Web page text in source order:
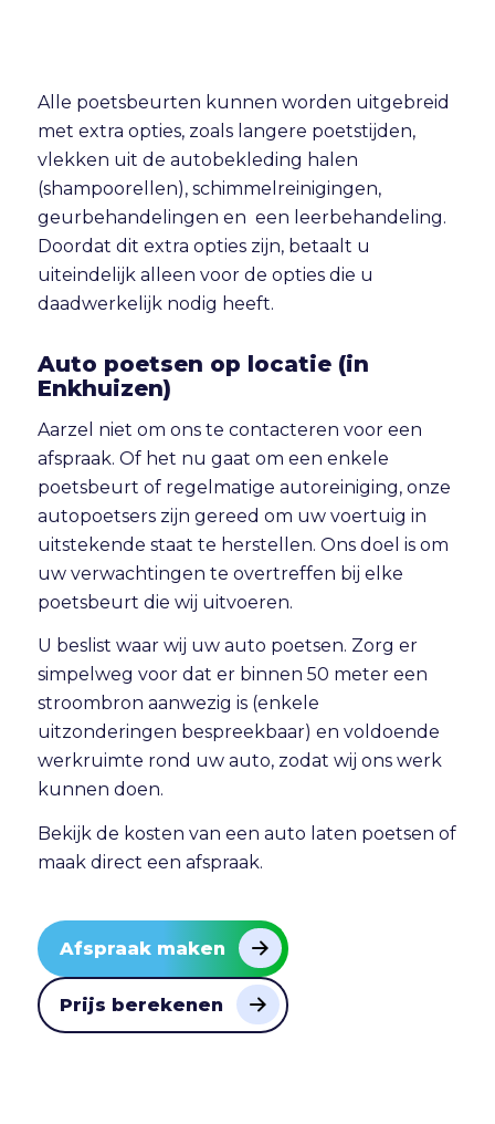
Alle poetsbeurten kunnen worden uitgebreid
met extra opties, zoals langere poetstijden,
vlekken uit de autobekleding halen
(shampoorellen), schimmelreinigingen,
geurbehandelingen en een leerbehandeling.
Doordat dit extra opties zijn, betaalt u
uiteindelijk alleen voor de opties die u
daadwerkelijk nodig heeft.
Auto poetsen op locatie (in
Enkhuizen)
Aarzel niet om ons te contacteren voor een
afspraak. Of het nu gaat om een enkele
poetsbeurt of regelmatige autoreiniging, onze
autopoetsers zijn gereed om uw voertuig in
uitstekende staat te herstellen. Ons doel is om
uw verwachtingen te overtreffen bij elke
poetsbeurt die wij uitvoeren.
U beslist waar wij uw auto poetsen. Zorg er
simpelweg voor dat er binnen 50 meter een
stroombron aanwezig is (enkele
uitzonderingen bespreekbaar) en voldoende
werkruimte rond uw auto, zodat wij ons werk
kunnen doen.
Bekijk de kosten van een auto laten poetsen of
maak direct een afspraak.
Afspraak maken
Prijs berekenen